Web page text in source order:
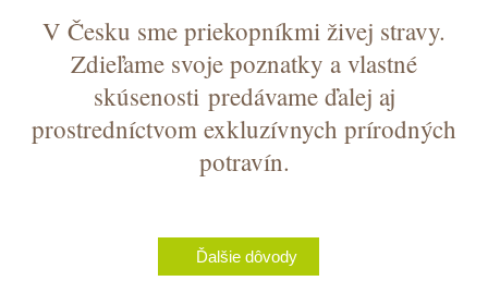
V Česku sme priekopníkmi živej stravy.
Zdieľame svoje poznatky a vlastné
skúsenosti predávame ďalej aj
prostredníctvom exkluzívnych prírodných
potravín.
Ďalšie dôvody